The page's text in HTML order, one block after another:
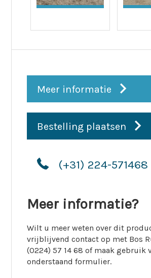
Meer informatie
Bestelling plaatsen
(+31) 224-571468
Meer informatie?
Wilt u meer weten over dit
vrijblijvend contact op met Bos
(0224) 57 14 68 of maak gebruik
onderstaand formulier.